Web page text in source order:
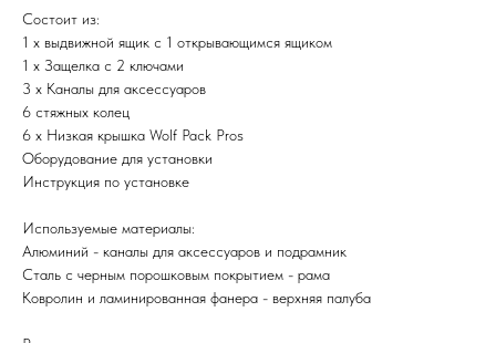
Состоит из:
1 x выдвижной ящик с 1 открывающимся ящиком
1 x Защелка с 2 ключами
3 x Каналы для аксессуаров
6 стяжных колец
6 x Низкая крышка Wolf Pack Pros
Оборудование для установки
Инструкция по установке
Используемые материалы:
Алюминий - каналы для аксессуаров и подрамник
Сталь с черным порошковым покрытием - рама
Ковролин и ламинированная фанера - верхняя палуба